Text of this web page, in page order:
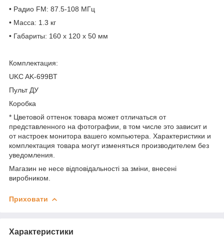
• Радио FM: 87.5-108 МГц
• Масса: 1.3 кг
• Габариты: 160 х 120 х 50 мм
Комплектация:
UKC AK-699BT
Пульт ДУ
Коробка
* Цветовой оттенок товара может отличаться от
представленного на фотографии, в том числе это зависит и
от настроек монитора вашего компьютера. Характеристики и
комплектация товара могут изменяться производителем без
уведомления.
Магазин не несе відповідальності за зміни, внесені
виробником.
Приховати
Характеристики